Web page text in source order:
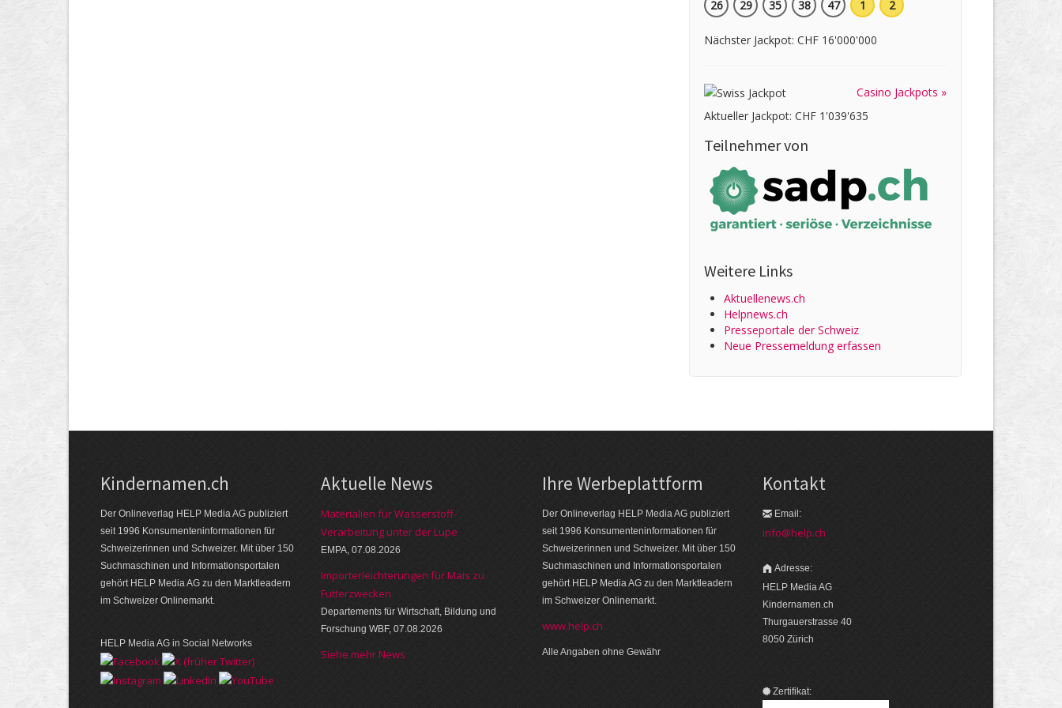
26 29 35 38 47 1 2
Nächster Jackpot: CHF 16'000'000
Casino Jackpots »
Aktueller Jackpot: CHF 1'039'635
Teilnehmer von
Weitere Links
Aktuellenews.ch
Helpnews.ch
Presseportale der Schweiz
Neue Pressemeldung erfassen
Kindernamen.ch
Der Onlineverlag HELP Media AG publiziert
seit 1996 Konsumenten­informationen für
Schweizerinnen und Schweizer. Mit über 150
Suchmaschinen und Informations­portalen
gehört HELP Media AG zu den Marktleadern
im Schweizer Onlinemarkt.
HELP Media AG in Social Networks
Aktuelle News
Materialien für Wasserstoff-
Verarbeitung unter der Lupe
EMPA, 07.08.2026
Importerleichterungen für Mais zu
Futterzwecken
Departements für Wirtschaft, Bildung und
Forschung WBF, 07.08.2026
Siehe mehr News
Ihre Werbeplattform
Der Onlineverlag HELP Media AG publiziert
seit 1996 Konsumenteninformationen für
Schweizerinnen und Schweizer. Mit über 150
Suchmaschinen und Informationsportalen
gehört HELP Media AG zu den Marktleadern
im Schweizer Onlinemarkt.
www.help.ch
Alle Angaben ohne Gewähr
Kontakt
Email:
info@help.ch
Adresse:
HELP Media AG
Kindernamen.ch
Thurgauerstrasse 40
8050 Zürich
Zertifikat: